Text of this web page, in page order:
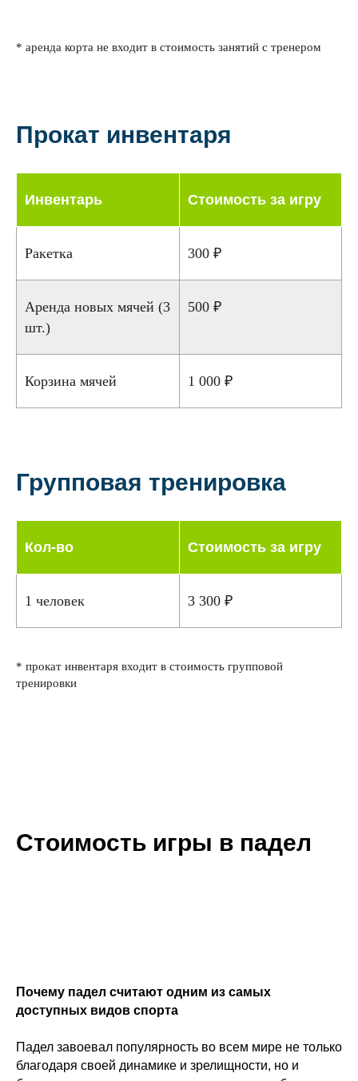
* аренда корта не входит в стоимость занятий с тренером
Прокат инвентаря
Инвентарь Стоимость за игру
Ракетка 300 ₽
Аренда новых мячей (3
шт.)
500 ₽
Корзина мячей 1 000 ₽
Групповая тренировка
Кол-во Стоимость за игру
1 человек 3 300 ₽
* прокат инвентаря входит в стоимость групповой
тренировки
Стоимость игры в падел
Почему падел считают одним из самых
доступных видов спорта
Падел завоевал популярность во всем мире не только
благодаря своей динамике и зрелищности, но и